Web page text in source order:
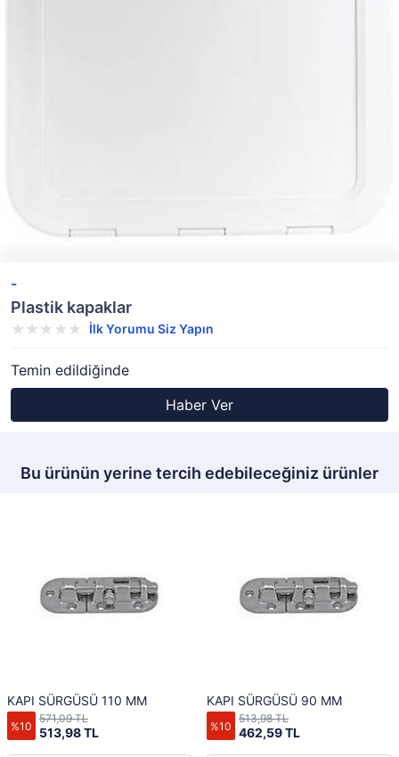
-
Plastik kapaklar
İlk Yorumu Siz Yapın
Temin edildiğinde
Haber Ver
Bu ürünün yerine tercih edebileceğiniz ürünler
KAPI SÜRGÜSÜ 110 MM
%10 513,98 TL
571,09 TL
KAPI SÜRGÜSÜ 90 MM
%10 462,59 TL
513,98 TL